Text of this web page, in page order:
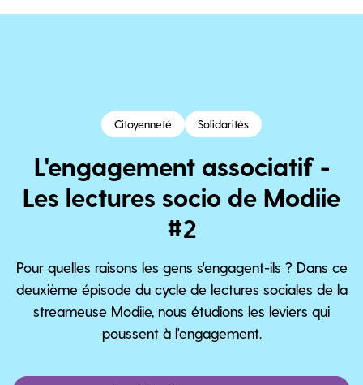
Citoyenneté Solidarités
L'engagement associatif -
Les lectures socio de Modiie
#2
Pour quelles raisons les gens s'engagent-ils ? Dans ce
deuxième épisode du cycle de lectures sociales de la
streameuse Modiie, nous étudions les leviers qui
poussent à l'engagement.